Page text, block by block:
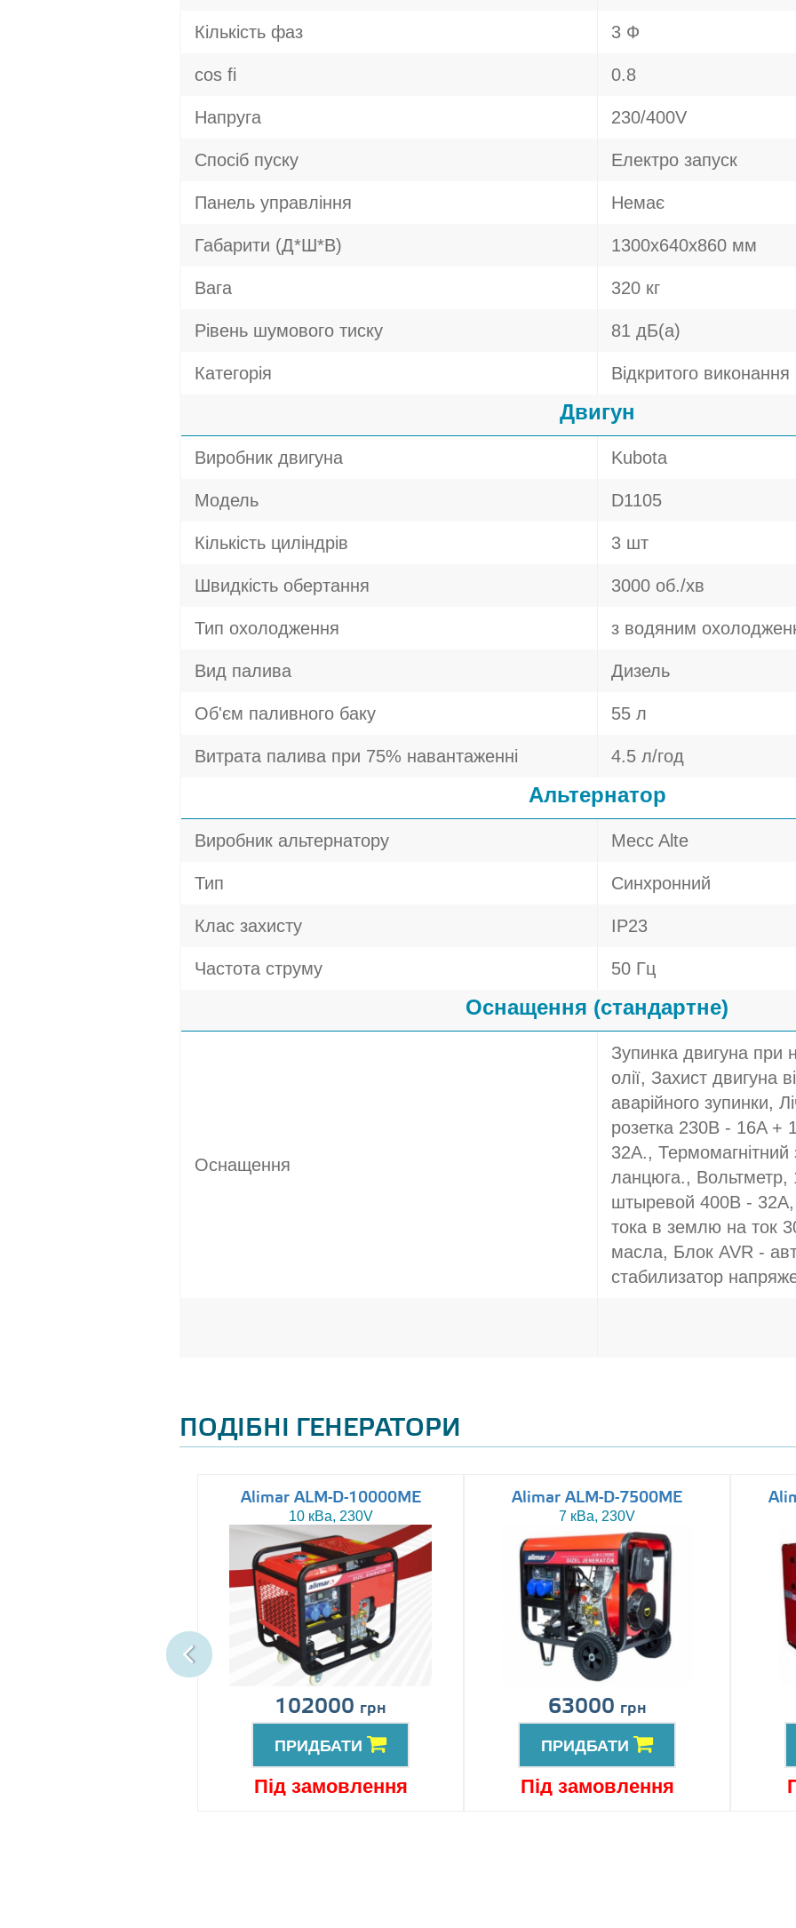
Кількість фаз 3 Ф
cos fi 0.8
Напруга 230/400V
Спосіб пуску Електро запуск
Панель управління Немає
Габарити (Д*Ш*В) 1300х640х860 мм
Вага 320 кг
Рівень шумового тиску 81 дБ(а)
Категорія Відкритого виконання
Двигун
Виробник двигуна Kubota
Модель D1105
Кількість циліндрів 3 шт
Швидкість обертання 3000 об./хв
Тип охолодження з водяним
Вид палива Дизель
Об'єм паливного баку 55 л
Витрата палива при 75% навантаженні 4.5 л/год
Альтернатор
Виробник альтернатору Mecc Alte
Тип Синхронний
Клас захисту IP23
Частота струму 50 Гц
Оснащення (стандартне)
Оснащення
Зупинка двигуна при
олії, Захист двигуна
аварійного зупинки,
розетка 230В - 16A
32A., Термомагнітний
ланцюга.,
штыревой 400В -
тока в землю на ток
масла, Блок AVR -
стабилизатор
ПОДІБНІ ГЕНЕРАТОРИ
Alimar ALM-D-10000ME
10 кВа, 230V
102000 грн
ПРИДБАТИ
Під замовлення
Alimar ALM-D-7500ME
7 кВа, 230V
63000 грн
ПРИДБАТИ
Під замовлення